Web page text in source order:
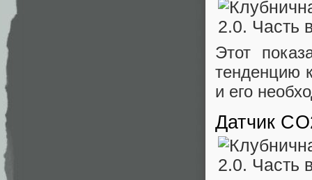
Этот
тенденцию
и его
Датчик